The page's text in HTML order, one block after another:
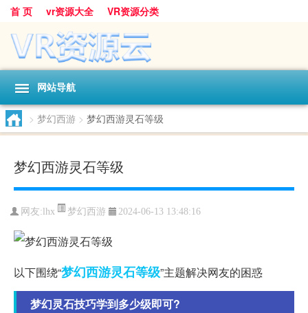
首 页 vr资源大全 VR资源分类
网站导航
> 梦幻西游 > 梦幻西游灵石等级
梦幻西游灵石等级
网友: lhx 梦幻西游 2024-06-13 13:48:16
以下围绕“梦幻西游灵石等级”主题解决网友的困惑
梦幻灵石技巧学到多少级即可?